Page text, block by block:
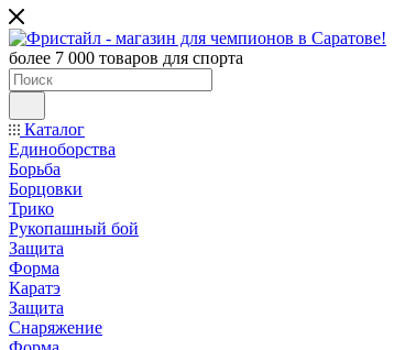
более 7 000 товаров для спорта
Каталог
Единоборства
Борьба
Борцовки
Трико
Рукопашный бой
Защита
Форма
Каратэ
Защита
Снаряжение